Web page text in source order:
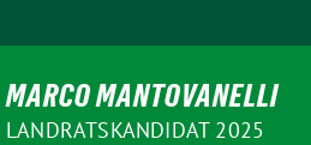
MARCO MANTOVANELLI
LANDRATSKANDIDAT 2025